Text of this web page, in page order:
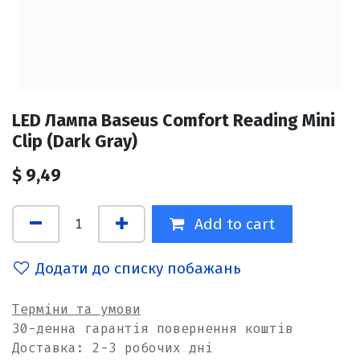
LED Лампа Baseus Comfort Reading Mini
Clip (Dark Gray)
$ 9,49
Add to cart
Додати до списку побажань
Терміни та умови
30-денна гарантія повернення коштів
Доставка: 2-3 робочих дні